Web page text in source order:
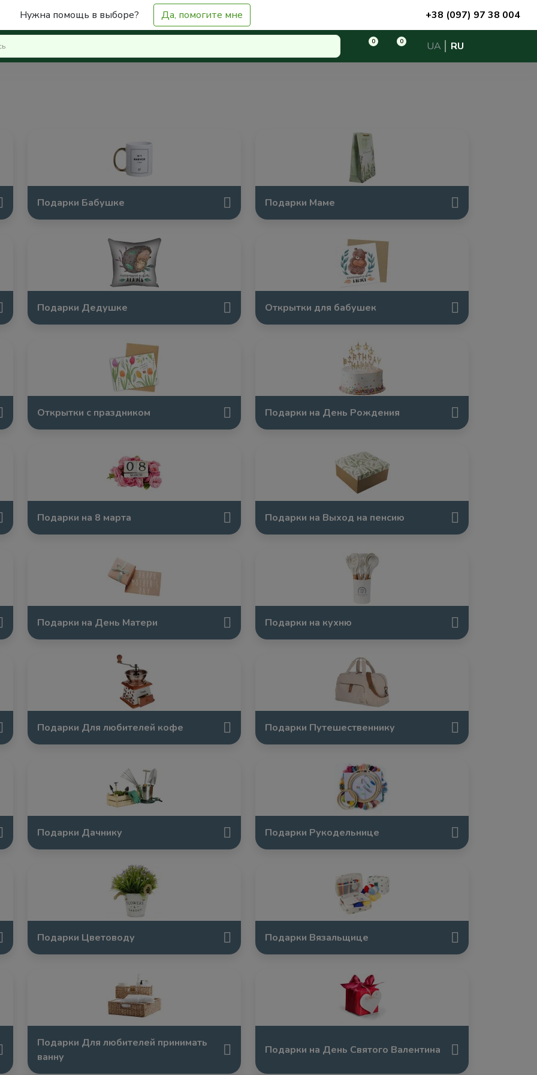
Нужна помощь в выборе? Да, помогите мне +38 (097) 97 38 004
0 0 UA RU
Подарки Бабушке Подарки Маме
Подарки Дедушке Открытки для бабушек
Открытки с праздником Подарки на День Рождения
Подарки на 8 марта Подарки на Выход на пенсию
Подарки на День Матери Подарки на кухню
Подарки Для любителей кофе Подарки Путешественнику
Подарки Дачнику Подарки Рукодельнице
Подарки Цветоводу Подарки Вязальщице
Подарки Для любителей принимать
ванну
Подарки на День Святого Валентина